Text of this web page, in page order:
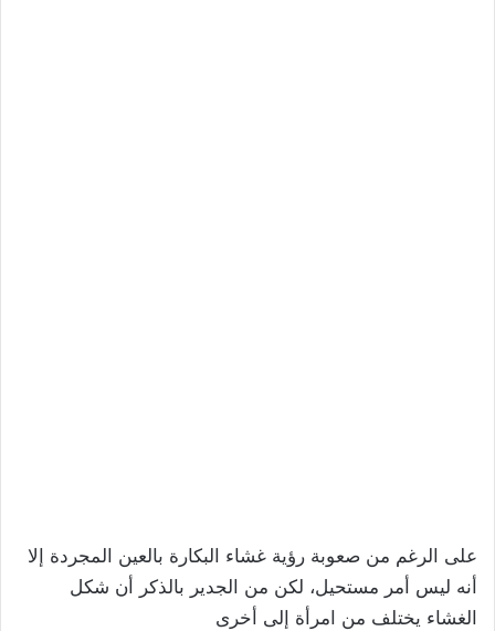
على الرغم من صعوبة رؤية غشاء البكارة بالعين المجردة إلا
أنه ليس أمر مستحيل، لكن من الجدير بالذكر أن شكل
الغشاء يختلف من امرأة إلى أخرى